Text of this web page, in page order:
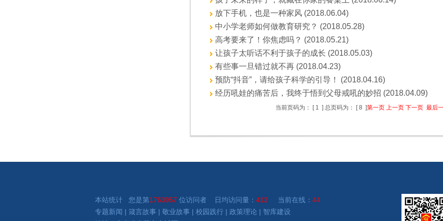
放下手机，也是一种家风 (2018.06.04)
中小学老师如何做教育研究？ (2018.05.28)
高考要来了！你焦虑吗？ (2018.05.21)
让孩子太听话不利于孩子的成长 (2018.05.03)
有些事一旦错过就不再 (2018.04.23)
预防“抖音”，请给孩子科学的引导！ (2018.04.16)
经历吼娃的痛苦后，我终于悟到父母戒吼的妙招 (2018.04.09)
当前页码为： [ 1 ] 总页码为： [8 ]第一页 上一页 下一页 最后
本站统计 您是第1763957 位访问者 日均访问量： 412 当前在线： 44
专题新闻 | 箴言故事 | 敬业故事 | 校园践行 | 政策理论 | 智库建设